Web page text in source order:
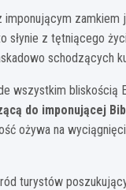
zamkiem
z tętniącego
schodzących
wszystkim bliskością
do imponującej
ożywa na
turystów